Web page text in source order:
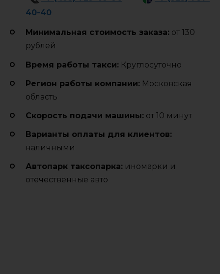
40-40
Минимальная стоимость заказа: от 130
рублей
Время работы такси: Круглосуточно
Регион работы компании: Московская
область
Cкорость подачи машины: от 10 минут
Варианты оплаты для клиентов:
наличными
Автопарк таксопарка: иномарки и
отечественные авто